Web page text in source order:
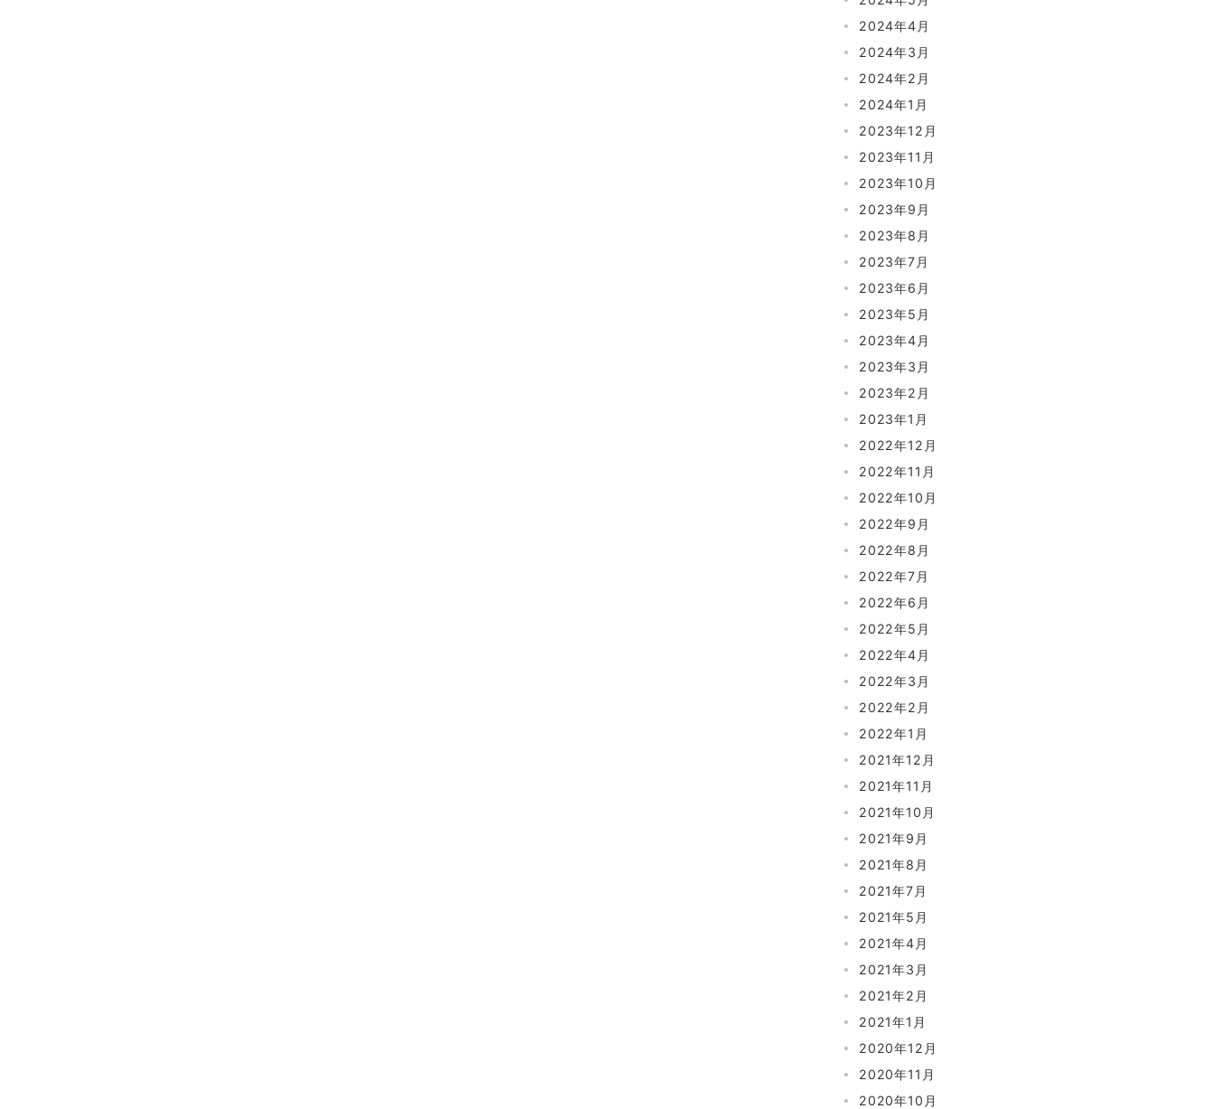
2024年4月
2024年3月
2024年2月
2024年1月
2023年12月
2023年11月
2023年10月
2023年9月
2023年8月
2023年7月
2023年6月
2023年5月
2023年4月
2023年3月
2023年2月
2023年1月
2022年12月
2022年11月
2022年10月
2022年9月
2022年8月
2022年7月
2022年6月
2022年5月
2022年4月
2022年3月
2022年2月
2022年1月
2021年12月
2021年11月
2021年10月
2021年9月
2021年8月
2021年7月
2021年5月
2021年4月
2021年3月
2021年2月
2021年1月
2020年12月
2020年11月
2020年10月